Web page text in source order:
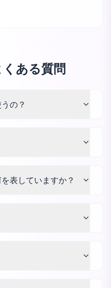
ある質問
の？
表していますか？